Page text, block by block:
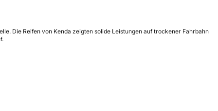
Die Reifen von Kenda zeigten solide Leistungen auf trockener Fahrbahn